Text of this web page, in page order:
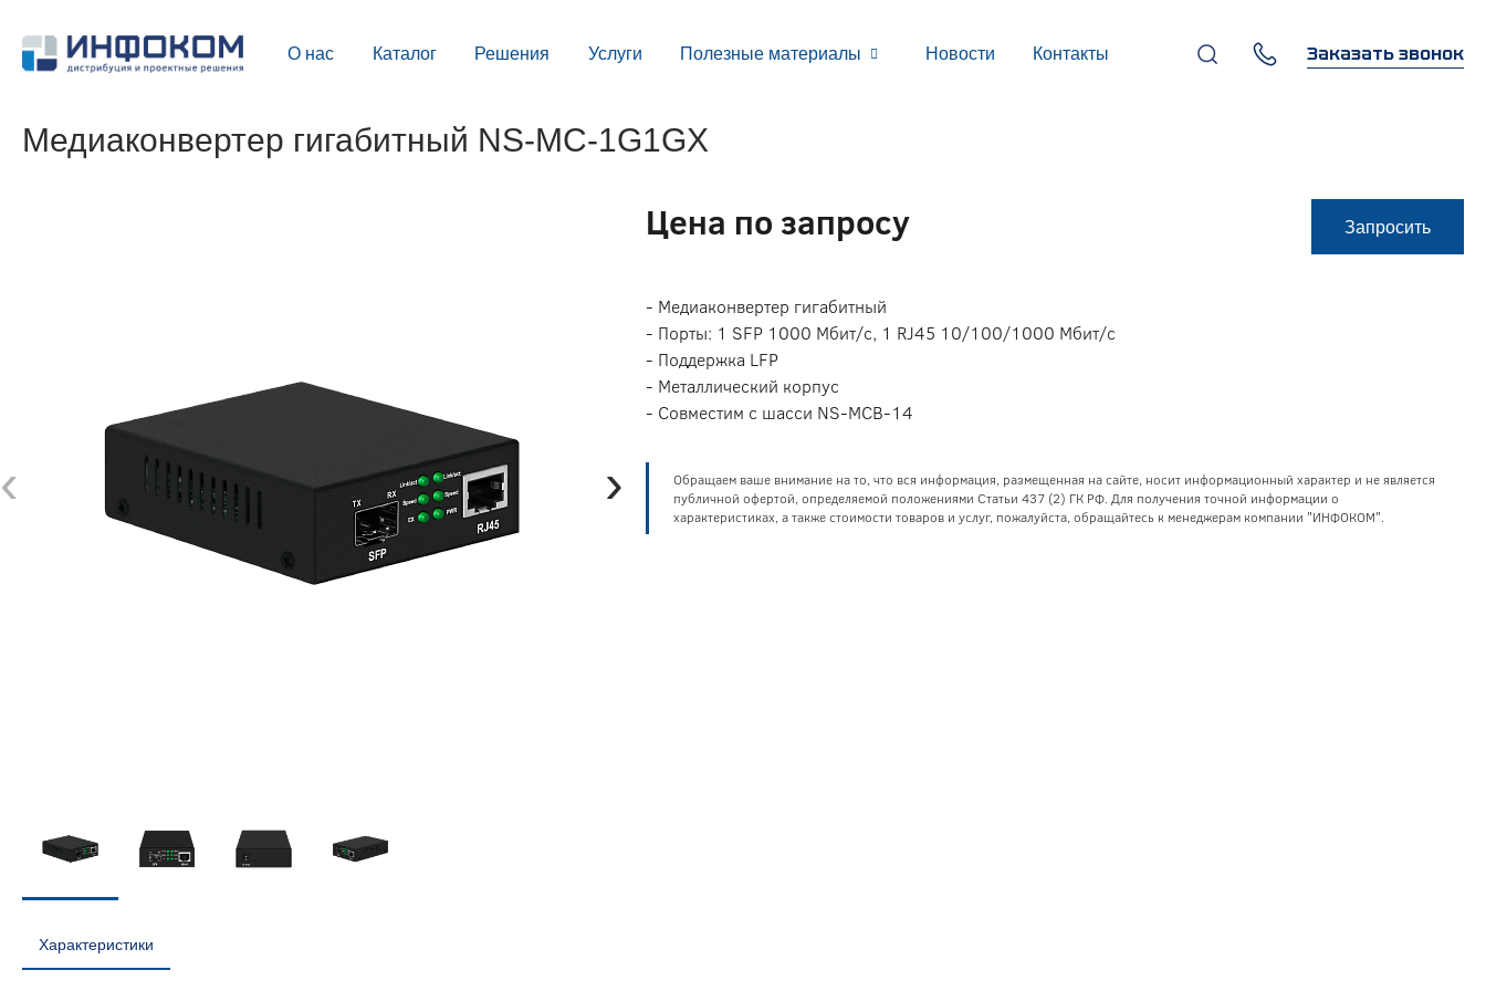
О нас Каталог Решения Услуги Полезные материалы Новости Контакты Заказать звонок
Медиаконвертер гигабитный NS-MC-1G1GX
‹ ›
Цена по запросу Запросить
- Медиаконвертер гигабитный
- Порты: 1 SFP 1000 Мбит/c, 1 RJ45 10/100/1000 Мбит/c
- Поддержка LFP
- Металлический корпус
- Совместим с шасси NS-MCB-14
Обращаем ваше внимание на то, что вся информация, размещенная на сайте, носит информационный характер и не является
публичной офертой, определяемой положениями Статьи 437 (2) ГК РФ. Для получения точной информации о
характеристиках, а также стоимости товаров и услуг, пожалуйста, обращайтесь к менеджерам компании "ИНФОКОМ".
Характеристики